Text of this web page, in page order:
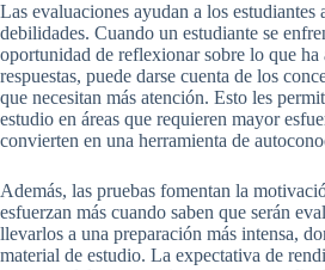
Las evaluaciones ayudan a los
debilidades. Cuando un estudiante se
oportunidad de reflexionar sobre lo que
respuestas, puede darse cuenta de los
que necesitan más atención. Esto les
estudio en áreas que requieren mayor
convierten en una herramienta de
Además, las pruebas fomentan la
esfuerzan más cuando saben que serán
llevarlos a una preparación más intensa,
material de estudio. La expectativa de